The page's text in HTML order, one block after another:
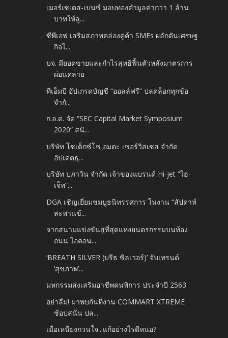
เมอร์เซเดส-เบนซ์ มอบทองคำมูลค่ากว่า 1 ล้าน
บาทให้ลู...
ซีพีเอฟ เสริมสภาพคล่องคู่ค้า SMEs ผลักดันเศรษฐ
กิจไ...
บจ. มียอดขายและกำไรสุทธิฟื้นตัวหลังมาตรการ
ผ่อนคลาย
ทีเอ็มบี อัปเกรดบัญชี “ออลล์ฟรี” ปลดล็อกทุกข้อ
จำกั...
ก.ล.ต. จัด “SEC Capital Market Symposium
2020” สนั...
บริษัท โซเด็กซ์โซ่ อมตะ เซอร์วิสเซส จำกัด
อัปเดตธุ...
บริษัท ปภาวิน จำกัด เจ้าของแบรนด์ Hi-jet “ไฮ-
เจ็ท”...
DGA เชิญเยี่ยมชมบูธนิทรรศการ ในงาน “สัปดาห์
สะพานข้...
จากสนามแข่งขันสู่ที่สุดแห่งยนตรกรรมบนท้อง
ถนน ไอคอน...
‘BREATH SILVER (บรีธ ซิลเวอร์)’ จับเทรนด์
‘สุขภาพ’...
มหกรรมส่งเสริมอาชีพคนพิการ ประจำปี 2563
อย่าลืม! มาพบกันที่งาน COMMART XTREME
ช้อปสนั่น ปล...
เมื่อเหนียงกวนใจ...แก้อย่างไรดีหนอ?